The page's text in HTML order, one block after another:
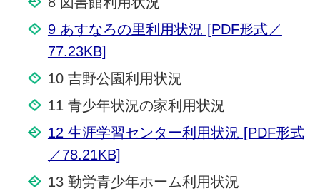
9 あすなろの里利用状況 [PDF形式／
77.23KB]
10 吉野公園利用状況
11 青少年状況の家利用状況
12 生涯学習センター利用状況 [PDF形式
／78.21KB]
13 勤労青少年ホーム利用状況